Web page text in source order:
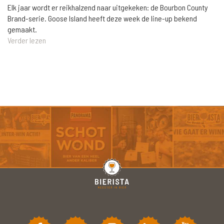
Elk jaar wordt er reikhalzend naar uitgekeken: de Bourbon County
Brand-serie. Goose Island heeft deze week de line-up bekend
gemaakt.
Verder lezen